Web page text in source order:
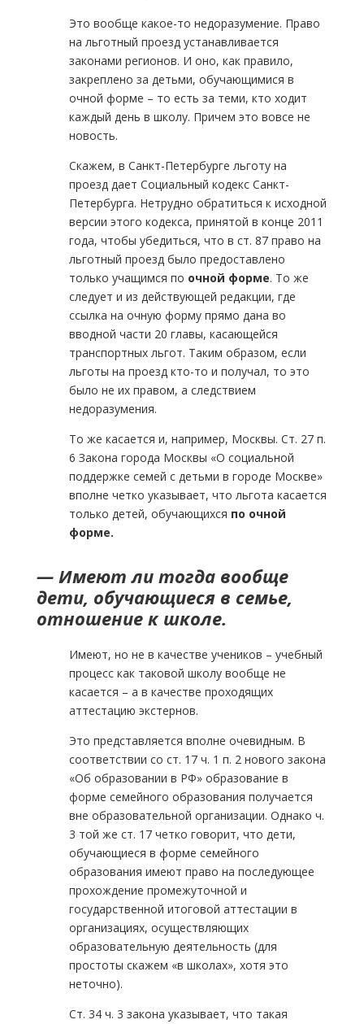
Это вообще какое-то недоразумение. Право
на льготный проезд устанавливается
законами регионов. И оно, как правило,
закреплено за детьми, обучающимися в
очной форме – то есть за теми, кто ходит
каждый день в школу. Причем это вовсе не
новость.
Скажем, в Санкт-Петербурге льготу на
проезд дает Социальный кодекс Санкт-
Петербурга. Нетрудно обратиться к исходной
версии этого кодекса, принятой в конце 2011
года, чтобы убедиться, что в ст. 87 право на
льготный проезд было предоставлено
только учащимся по очной форме. То же
следует и из действующей редакции, где
ссылка на очную форму прямо дана во
вводной части 20 главы, касающейся
транспортных льгот. Таким образом, если
льготы на проезд кто-то и получал, то это
было не их правом, а следствием
недоразумения.
То же касается и, например, Москвы. Ст. 27 п.
6 Закона города Москвы «О социальной
поддержке семей с детьми в городе Москве»
вполне четко указывает, что льгота касается
только детей, обучающихся по очной
форме.
— Имеют ли тогда вообще
дети, обучающиеся в семье,
отношение к школе.
Имеют, но не в качестве учеников – учебный
процесс как таковой школу вообще не
касается – а в качестве проходящих
аттестацию экстернов.
Это представляется вполне очевидным. В
соответствии со ст. 17 ч. 1 п. 2 нового закона
«Об образовании в РФ» образование в
форме семейного образования получается
вне образовательной организации. Однако ч.
3 той же ст. 17 четко говорит, что дети,
обучающиеся в форме семейного
образования имеют право на последующее
прохождение промежуточной и
государственной итоговой аттестации в
организациях, осуществляющих
образовательную деятельность (для
простоты скажем «в школах», хотя это
неточно).
Ст. 34 ч. 3 закона указывает, что такая